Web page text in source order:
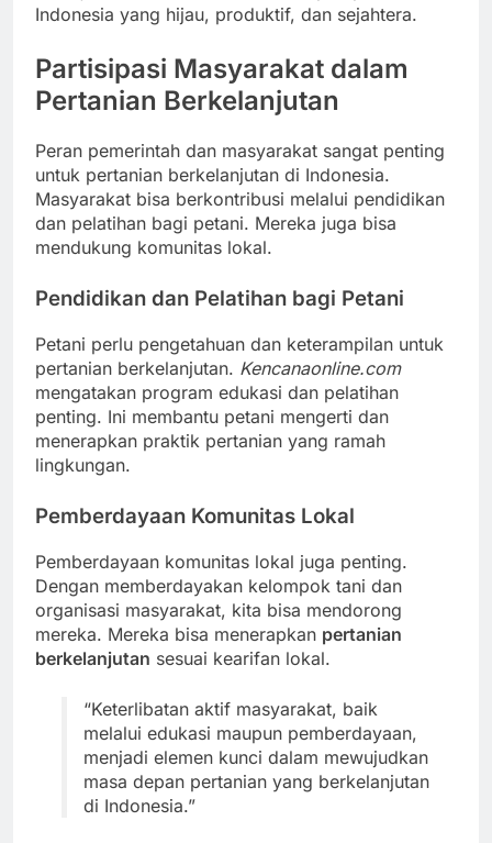
Indonesia yang hijau, produktif, dan sejahtera.
Partisipasi Masyarakat dalam
Pertanian Berkelanjutan
Peran pemerintah dan masyarakat sangat penting
untuk pertanian berkelanjutan di Indonesia.
Masyarakat bisa berkontribusi melalui pendidikan
dan pelatihan bagi petani. Mereka juga bisa
mendukung komunitas lokal.
Pendidikan dan Pelatihan bagi Petani
Petani perlu pengetahuan dan keterampilan untuk
pertanian berkelanjutan. Kencanaonline.com
mengatakan program edukasi dan pelatihan
penting. Ini membantu petani mengerti dan
menerapkan praktik pertanian yang ramah
lingkungan.
Pemberdayaan Komunitas Lokal
Pemberdayaan komunitas lokal juga penting.
Dengan memberdayakan kelompok tani dan
organisasi masyarakat, kita bisa mendorong
mereka. Mereka bisa menerapkan pertanian
berkelanjutan sesuai kearifan lokal.
“Keterlibatan aktif masyarakat, baik
melalui edukasi maupun pemberdayaan,
menjadi elemen kunci dalam mewujudkan
masa depan pertanian yang berkelanjutan
di Indonesia.”